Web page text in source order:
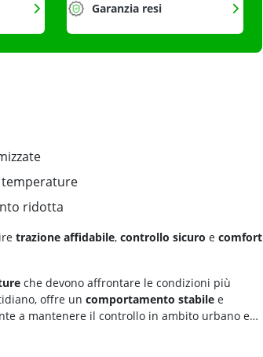
Garanzia resi
temperature
ridotta
trazione affidabile, controllo sicuro e comfort
che devono affrontare le condizioni più
offre un comportamento stabile e
a mantenere il controllo in ambito urbano ed